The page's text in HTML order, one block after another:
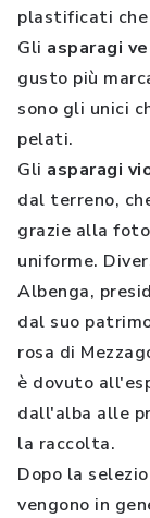
plastificati che
Gli asparagi
gusto più
sono gli unici
pelati.
Gli asparagi
dal terreno,
grazie alla
uniforme.
Albenga,
dal suo
rosa di
è dovuto
dall'alba alle
la raccolta.
Dopo la
vengono in